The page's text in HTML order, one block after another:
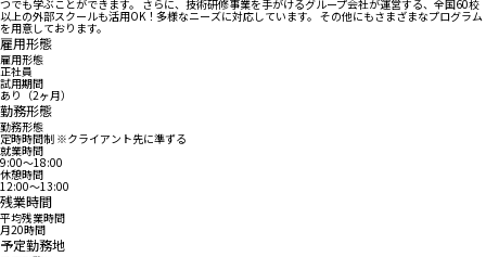
つでも学ぶことができます。 さらに、技術研修事業を手がけるグループ会社が運営する、全国60校
以上の外部スクールも活用OK！多様なニーズに対応しています。 その他にもさまざまなプログラム
を用意しております。
雇用形態
雇用形態
正社員
試用期間
あり（2ヶ月）
勤務形態
勤務形態
定時時間制 ※クライアント先に準ずる
就業時間
9:00〜18:00
休憩時間
12:00〜13:00
残業時間
平均残業時間
月20時間
予定勤務地